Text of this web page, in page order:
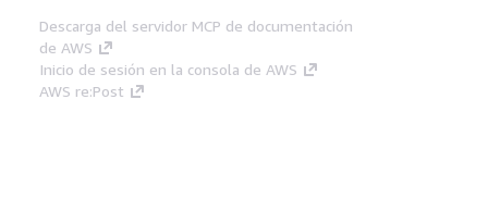
Descarga del servidor MCP de documentación
de AWS
Inicio de sesión en la consola de AWS
AWS re:Post